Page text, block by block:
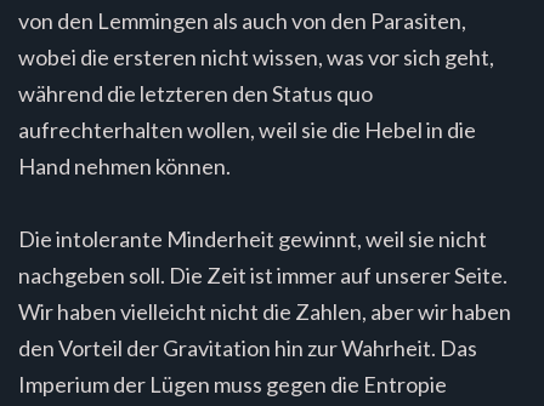
von den Lemmingen als auch von den Parasiten,
wobei die ersteren nicht wissen, was vor sich geht,
während die letzteren den Status quo
aufrechterhalten wollen, weil sie die Hebel in die
Hand nehmen können.
Die intolerante Minderheit gewinnt, weil sie nicht
nachgeben soll. Die Zeit ist immer auf unserer Seite.
Wir haben vielleicht nicht die Zahlen, aber wir haben
den Vorteil der Gravitation hin zur Wahrheit. Das
Imperium der Lügen muss gegen die Entropie